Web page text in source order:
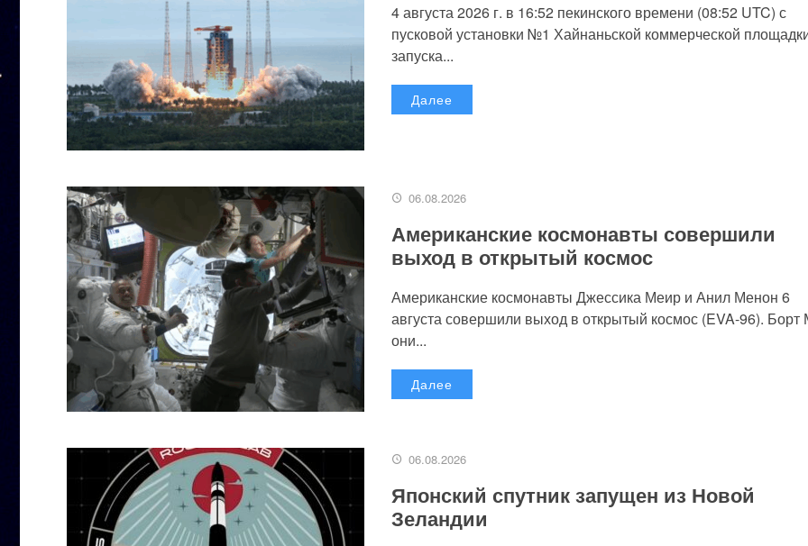
4 августа 2026 г. в 16:52 пекинского времени (08:52 UTC) с
пусковой установки №1 Хайнаньской коммерческой
запуска...
Далее
06.08.2026
Американские космонавты совершили
выход в открытый космос
Американские космонавты Джессика Меир и Анил Менон 6
августа совершили выход в открытый космос (EVA-96).
они...
Далее
06.08.2026
Японский спутник запущен из Новой
Зеландии